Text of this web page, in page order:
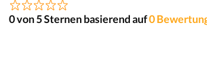
0 von 5 Sternen basierend auf0